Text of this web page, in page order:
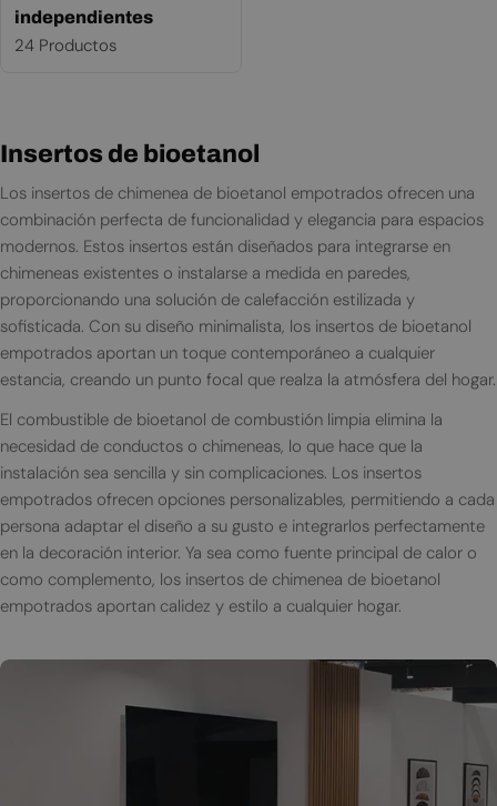
independientes
24 Productos
Insertos de bioetanol
Los insertos de chimenea de bioetanol empotrados ofrecen una
combinación perfecta de funcionalidad y elegancia para espacios
modernos. Estos insertos están diseñados para integrarse en
chimeneas existentes o instalarse a medida en paredes,
proporcionando una solución de calefacción estilizada y
sofisticada. Con su diseño minimalista, los insertos de bioetanol
empotrados aportan un toque contemporáneo a cualquier
estancia, creando un punto focal que realza la atmósfera del hogar.
El combustible de bioetanol de combustión limpia elimina la
necesidad de conductos o chimeneas, lo que hace que la
instalación sea sencilla y sin complicaciones. Los insertos
empotrados ofrecen opciones personalizables, permitiendo a cada
persona adaptar el diseño a su gusto e integrarlos perfectamente
en la decoración interior. Ya sea como fuente principal de calor o
como complemento, los insertos de chimenea de bioetanol
empotrados aportan calidez y estilo a cualquier hogar.